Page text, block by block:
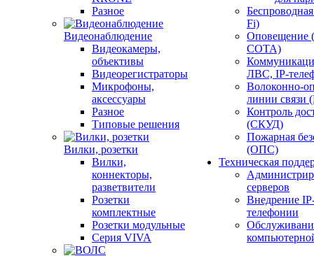
Разное
Видеонаблюдение
Видеокамеры,
объективы
Видеорегистраторы
Микрофоны,
аксессуары
Разное
Типовые решения
Вилки, розетки
Вилки,
коннекторы,
разветвители
Розетки
комплектные
Розетки модульные
Серия VIVA
Fi)
СОТА)
ЛВС, IP-
Волоконно-
линии
Контроль
(СКУД)
Пожарная
(ОПС)
Техническая
серверов
Внедрение
телефонии